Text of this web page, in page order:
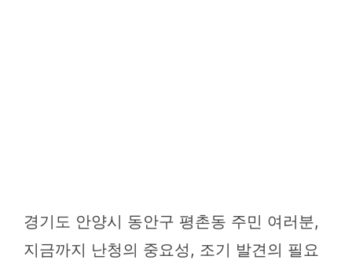
경기도 안양시 동안구 평촌동 주민 여러분,
지금까지 난청의 중요성, 조기 발견의 필요